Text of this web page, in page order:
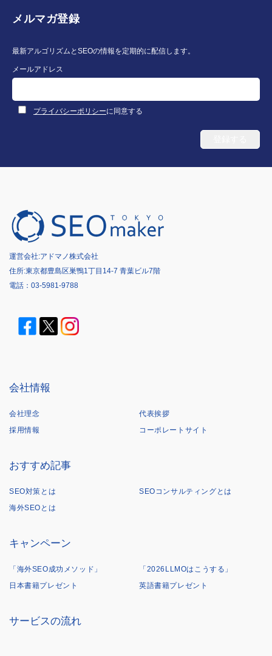
メルマガ登録
最新アルゴリズムとSEOの情報を定期的に配信します。
メールアドレス
プライバシーポリシーに同意する
運営会社:アドマノ株式会社
住所:東京都豊島区巣鴨1丁目14-7 青葉ビル7階
電話： 03-5981-9788
会社情報
会社理念
代表挨拶
採用情報
コーポレートサイト
おすすめ記事
SEO対策とは
SEOコンサルティングとは
海外SEOとは
キャンペーン
「海外SEO成功メソッド」
「2026LLMOはこうする」
日本書籍プレゼント
英語書籍プレゼント
サービスの流れ